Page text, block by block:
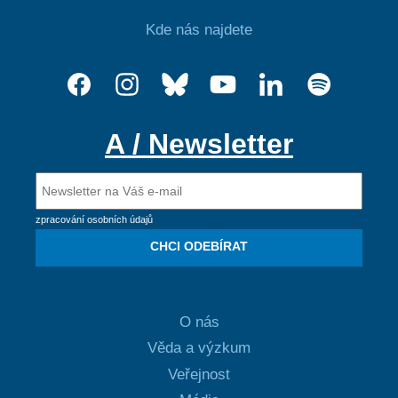
Kde nás najdete
A / Newsletter
zpracování osobních údajů
CHCI ODEBÍRAT
O nás
Věda a výzkum
Veřejnost